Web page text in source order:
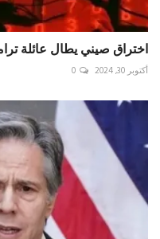
اختراق صيني يطال عائلة
أكتوبر 30, 2024 0